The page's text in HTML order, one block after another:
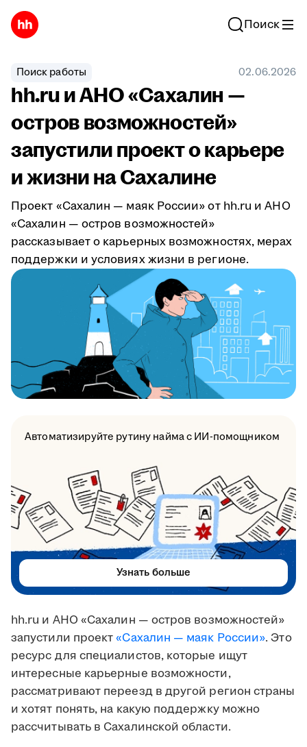
Поиск
Поиск работы 02.06.2026
hh.ru и АНО «Сахалин —
остров возможностей»
запустили проект о карьере
и жизни на Сахалине
Проект «Сахалин — маяк России» от hh.ru и АНО
«Сахалин — остров возможностей»
рассказывает о карьерных возможностях, мерах
поддержки и условиях жизни в регионе.
hh.ru и АНО «Сахалин — остров возможностей»
запустили проект«Сахалин — маяк России». Это
ресурс для специалистов, которые ищут
интересные карьерные возможности,
рассматривают переезд в другой регион страны
и хотят понять, на какую поддержку можно
рассчитывать в Сахалинской области.
Автоматизируйте рутину найма с ИИ-помощником
Узнать больше